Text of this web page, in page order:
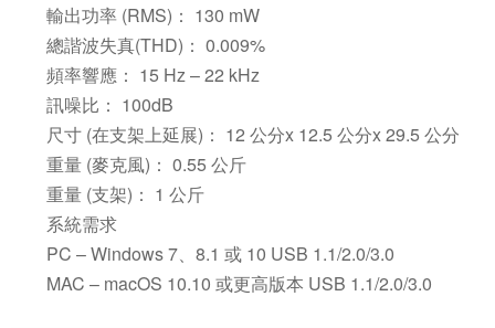
輸出功率 (RMS)： 130 mW
總諧波失真(THD)： 0.009%
頻率響應： 15 Hz – 22 kHz
訊噪比： 100dB
尺寸 (在支架上延展)： 12 公分x 12.5 公分x 29.5 公分
重量 (麥克風)： 0.55 公斤
重量 (支架)： 1 公斤
系統需求
PC – Windows 7、8.1 或 10 USB 1.1/2.0/3.0
MAC – macOS 10.10 或更高版本 USB 1.1/2.0/3.0